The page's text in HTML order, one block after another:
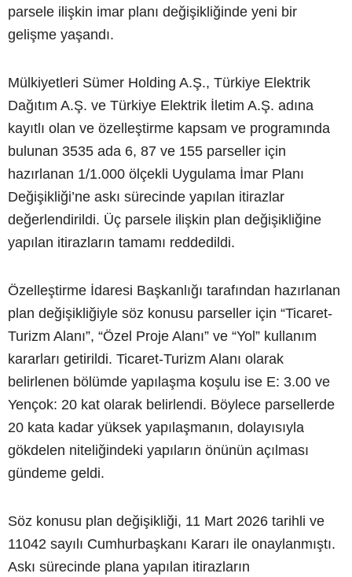
parsele ilişkin imar planı değişikliğinde yeni bir
gelişme yaşandı.
Mülkiyetleri Sümer Holding A.Ş., Türkiye Elektrik
Dağıtım A.Ş. ve Türkiye Elektrik İletim A.Ş. adına
kayıtlı olan ve özelleştirme kapsam ve programında
bulunan 3535 ada 6, 87 ve 155 parseller için
hazırlanan 1/1.000 ölçekli Uygulama İmar Planı
Değişikliği’ne askı sürecinde yapılan itirazlar
değerlendirildi. Üç parsele ilişkin plan değişikliğine
yapılan itirazların tamamı reddedildi.
Özelleştirme İdaresi Başkanlığı tarafından hazırlanan
plan değişikliğiyle söz konusu parseller için “Ticaret-
Turizm Alanı”, “Özel Proje Alanı” ve “Yol” kullanım
kararları getirildi. Ticaret-Turizm Alanı olarak
belirlenen bölümde yapılaşma koşulu ise E: 3.00 ve
Yençok: 20 kat olarak belirlendi. Böylece parsellerde
20 kata kadar yüksek yapılaşmanın, dolayısıyla
gökdelen niteliğindeki yapıların önünün açılması
gündeme geldi.
Söz konusu plan değişikliği, 11 Mart 2026 tarihli ve
11042 sayılı Cumhurbaşkanı Kararı ile onaylanmıştı.
Askı sürecinde plana yapılan itirazların